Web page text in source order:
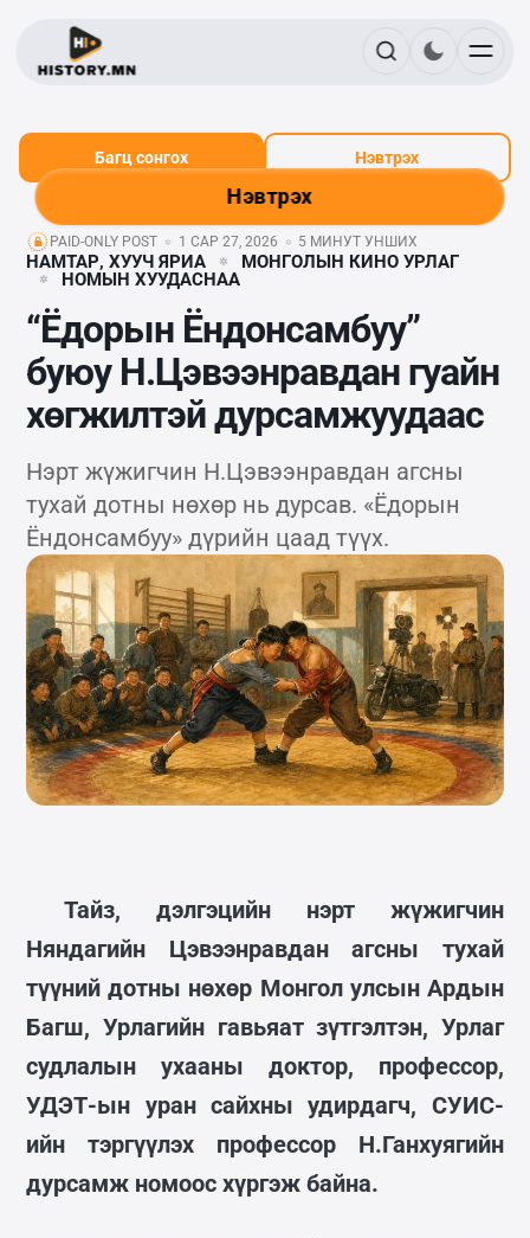
Нэвтрэх
Багц сонгох Нэвтрэх
PAID-ONLY POST 1 САР 27, 2026 5 МИНУТ УНШИХ
НАМТАР, ХУУЧ ЯРИА
МОНГОЛЫН КИНО УРЛАГ
НОМЫН ХУУДАСНАА
“Ёдорын Ёндонсамбуу”
буюу Н.Цэвээнравдан гуайн
хөгжилтэй дурсамжуудаас
Нэрт жүжигчин Н.Цэвээнравдан агсны
тухай дотны нөхөр нь дурсав. «Ёдорын
Ёндонсамбуу» дүрийн цаад түүх.
Тайз, дэлгэцийн нэрт жүжигчин
Няндагийн Цэвээнравдан агсны тухай
түүний дотны нөхөр Монгол улсын Ардын
Багш, Урлагийн гавьяат зүтгэлтэн, Урлаг
судлалын ухааны доктор, профессор,
УДЭТ-ын уран сайхны удирдагч, СУИС-
ийн тэргүүлэх профессор Н.Ганхуягийн
дурсамж номоос хүргэж байна.